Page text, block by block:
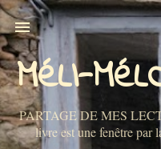
Accéder
MéLI-
PARTAGE DE MES
livre est une fenêtre par